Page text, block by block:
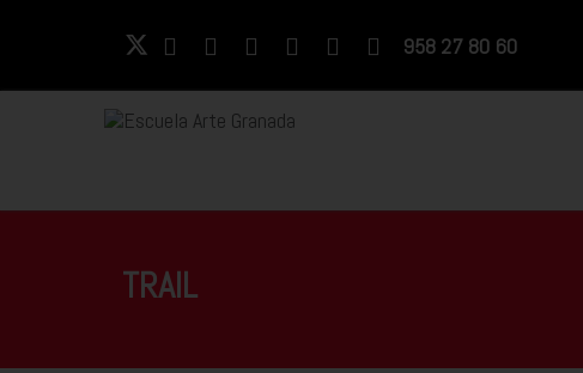
958 27 80 60
TRAIL